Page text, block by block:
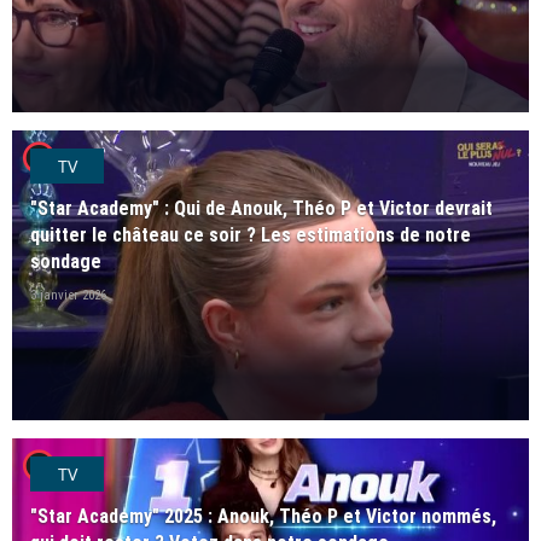
player2TV
"Star Academy" : Qui de Anouk, Théo P et Victor devrait
quitter le château ce soir ? Les estimations de notre
sondage
3 janvier 2026
player2TV
"Star Academy" 2025 : Anouk, Théo P et Victor nommés,